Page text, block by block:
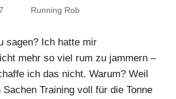
Running Rob
sagen? Ich hatte mir
mehr so viel rum zu jammern –
ich das nicht. Warum? Weil
Training voll für die Tonne